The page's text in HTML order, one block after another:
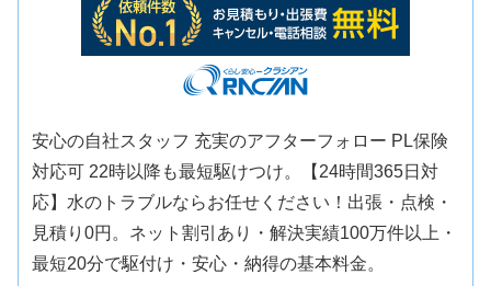
安心の自社スタッフ 充実のアフターフォロー PL保険
対応可 22時以降も最短駆けつけ。【24時間365日対
応】水のトラブルならお任せください！出張・点検・
見積り0円。ネット割引あり・解決実績100万件以上・
最短20分で駆付け・安心・納得の基本料金。